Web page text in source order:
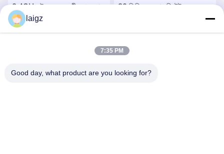
2.4GHz উচ্চ সংবেদনশীলতা জংশন
সনাক্তকারী 1.5 কেজি হালকা ওজন
30 ডিবিএম জংশন ডিটেক্টর
মিমি এবং লিথাম ব্যাটারি সহ
laigz
7:35 PM
Good day, what product are you looking for?